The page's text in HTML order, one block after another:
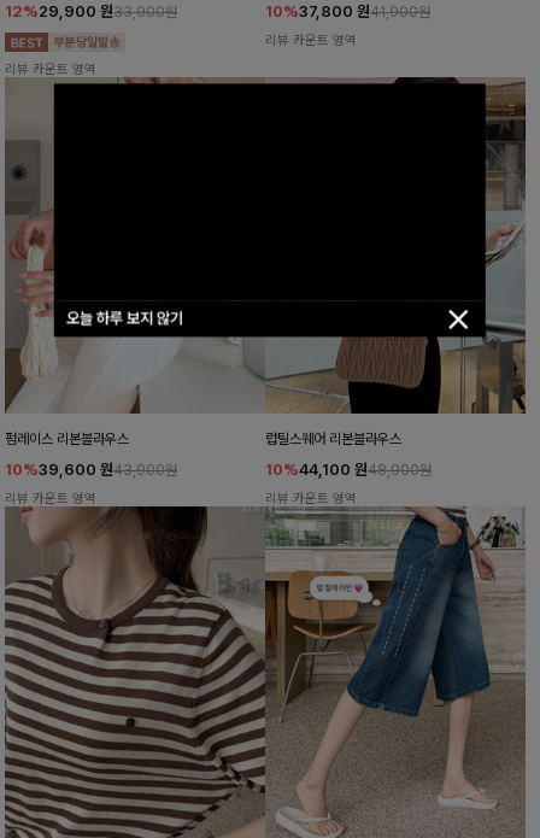
오늘 하루 보지 않기
12%29,900 원33,900원
리뷰 카운트 영역
10%37,800 원41,900원
리뷰 카운트 영역
펌레이스 리본블라우스
10%39,600 원43,900원
리뷰 카운트 영역
럽틸스퀘어 리본블라우스
10%44,100 원48,900원
리뷰 카운트 영역